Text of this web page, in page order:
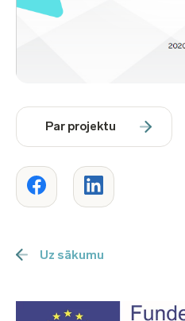
Par projektu
Uz sākumu